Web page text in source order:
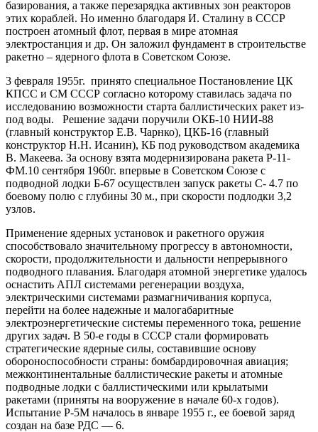
базирования, а также перезарядка активных зон реакторов
этих кораблей. Но именно благодаря И. Сталину в СССР
построен атомный флот, первая в мире атомная
электростанция и др. Он заложил фундамент в строительстве
ракетно – ядерного флота в Советском Союзе.
3 февраля 1955г. принято специальное Постановление ЦК
КПСС и СМ СССР согласно которому ставилась задача по
исследованию возможности старта баллистических ракет из-
под воды. Решение задачи поручили ОКБ-10 НИИ-88
(главный конструктор Е.В. Чарнко), ЦКБ-16 (главный
конструктор Н.Н. Исанин), КБ под руководством академика
В. Макеева. За основу взята модернизирована ракета Р-11-
ФМ.10 сентября 1960г. впервые в Советском Союзе с
подводной лодки Б-67 осуществлен запуск ракеты С- 4.7 по
боевому полю с глубины 30 м., при скорости подлодки 3,2
узлов.
Применение ядерных установок и ракетного оружия
способствовало значительному прогрессу в автономности,
скорости, продолжительности и дальности непрерывного
подводного плавания. Благодаря атомной энергетике удалось
оснастить АПЛ системами регенерации воздуха,
электрическими системами размагничивания корпуса,
перейти на более надежные и малогабаритные
электроэнергетические системы переменного тока, решение
других задач. В 50-е годы в СССР стали формировать
стратегические ядерные силы, составившие основу
обороноспособности страны: бомбардировочная авиация;
межконтинентальные баллистические ракеты и атомные
подводные лодки с баллистическими или крылатыми
ракетами (приняты на вооружение в начале 60-х годов).
Испытание Р-5М началось в январе 1955 г., ее боевой заряд
создан на базе РДС — 6.